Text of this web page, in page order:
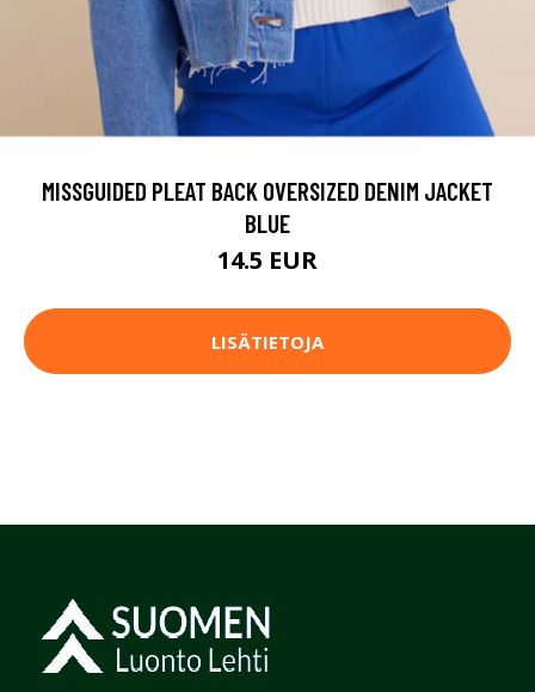
MISSGUIDED PLEAT BACK OVERSIZED DENIM JACKET
BLUE
14.5 EUR
LISÄTIETOJA